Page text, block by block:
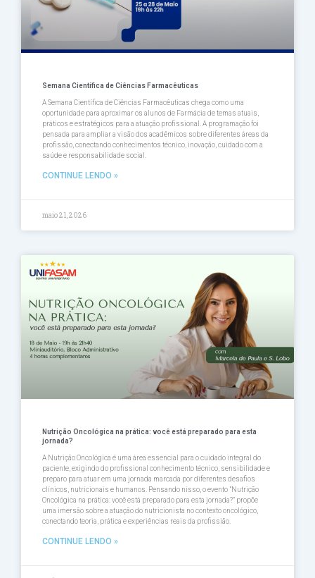
Semana Científica de Ciências Farmacêuticas
A Semana Científica de Ciências Farmacêuticas chega como uma
oportunidade para aproximar os alunos de Farmácia de temas atuais,
práticos e estratégicos para a atuação profissional. A programação foi
pensada para ampliar a visão dos acadêmicos sobre diferentes áreas da
profissão, conectando conhecimentos técnico, inovação, cuidado com a
saúde e responsabilidade social.
CONTINUE LENDO »
maio 21, 2026
Nutrição Oncológica na prática: você está preparado para esta
jornada?
A Nutrição Oncológica é uma área essencial para o cuidado integral do
paciente, exigindo do profissional conhecimento técnico, sensibilidade e
preparo para atuar em uma jornada marcada por diferentes desafios
clínicos, nutricionais e humanos. Pensando nisso, o evento ”Nutrição
Oncológica na prática: você está preparado para esta jornada?” propõe
uma imersão sobre a atuação do nutricionista no contexto oncológico,
conectando teoria, prática e experiências reais da profissião.
CONTINUE LENDO »